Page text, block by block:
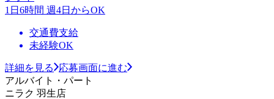
1日6時間 週4日からOK
交通費支給
未経験OK
詳細を見る
応募画面に進む
アルバイト・パート
ニラク 羽生店